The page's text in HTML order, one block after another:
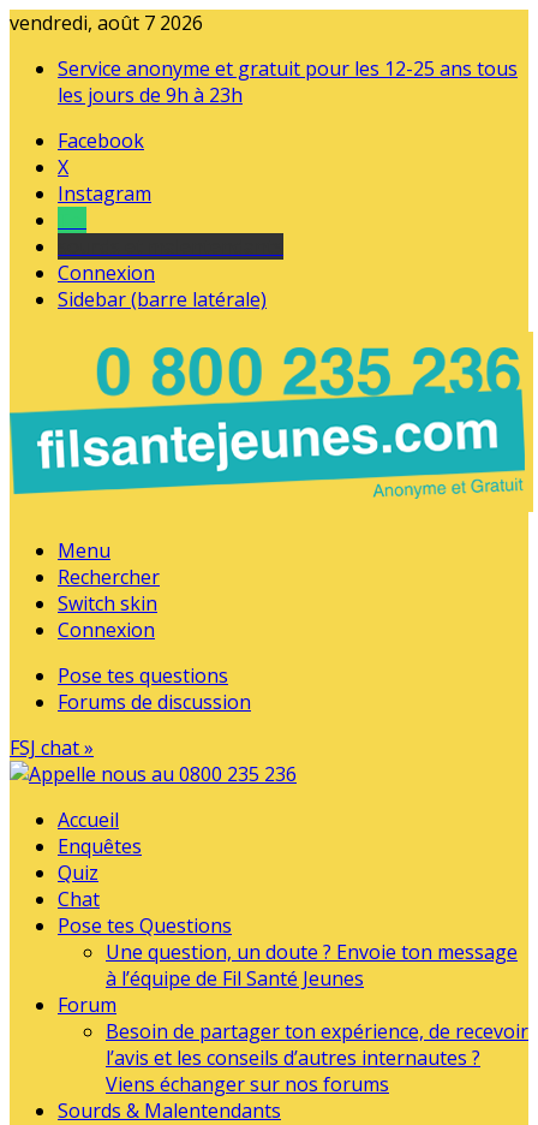
vendredi, août 7 2026
Service anonyme et gratuit pour les 12-25 ans tous
les jours de 9h à 23h
Facebook
X
Instagram
Connexion
Sidebar (barre latérale)
Menu
Rechercher
Switch skin
Connexion
Pose tes questions
Forums de discussion
FSJ chat »
Accueil
Enquêtes
Quiz
Chat
Pose tes Questions
Une question, un doute ? Envoie ton message
à l’équipe de Fil Santé Jeunes
Forum
Besoin de partager ton expérience, de recevoir
l’avis et les conseils d’autres internautes ?
Viens échanger sur nos forums
Sourds & Malentendants